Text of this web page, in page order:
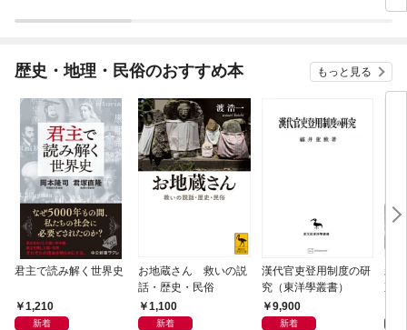
歴史・地理・民俗のおすすめ本 もっと見る
君主で読み解く世界史
1,210
新着
お地蔵さん 救いの説
話・歴史・民俗
1,100
新着
漢代官吏登用制度の研
究（東洋學叢書）
9,900
新着
親
直